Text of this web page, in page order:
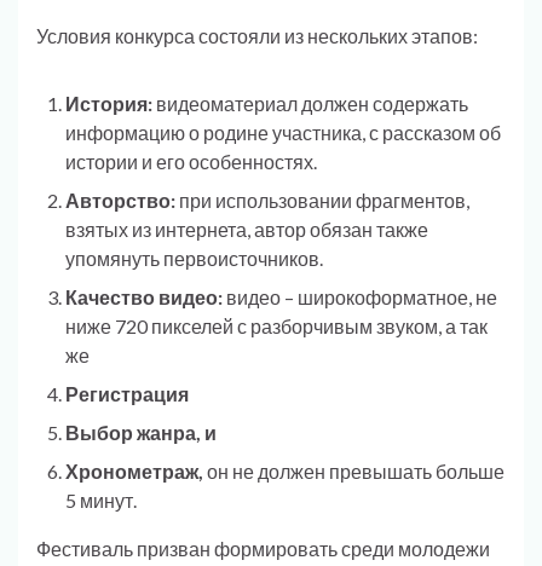
Условия конкурса состояли из нескольких этапов:
История: видеоматериал должен содержать
информацию о родине участника, с рассказом об
истории и его особенностях.
Авторство: при использовании фрагментов,
взятых из интернета, автор обязан также
упомянуть первоисточников.
Качество видео: видео – широкоформатное, не
ниже 720 пикселей с разборчивым звуком, а так
же
Регистрация
Выбор жанра, и
Хронометраж, он не должен превышать больше
5 минут.
Фестиваль призван формировать среди молодежи